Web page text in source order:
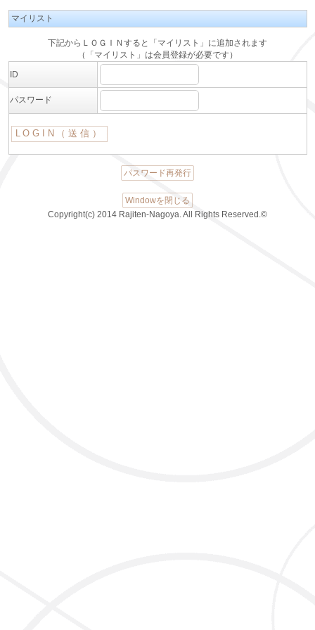
マイリスト
下記からＬＯＧＩＮすると「マイリスト」に追加されます
（「マイリスト」は会員登録が必要です）
ID
パスワード
パスワード再発行
Windowを閉じる
Copyright(c) 2014 Rajiten-Nagoya. All Rights Reserved.©